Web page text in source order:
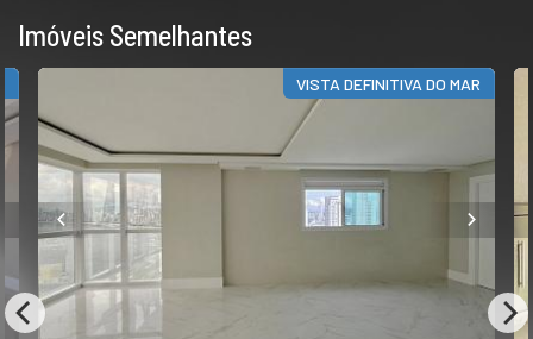
Imóveis Semelhantes
VISTA DEFINITIVA DO MAR